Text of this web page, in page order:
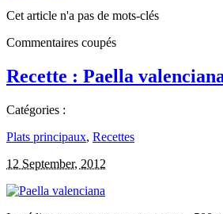
Cet article n'a pas de mots-clés
Commentaires coupés
Recette : Paella
Catégories :
Plats principaux, Recettes
12 September, 2012